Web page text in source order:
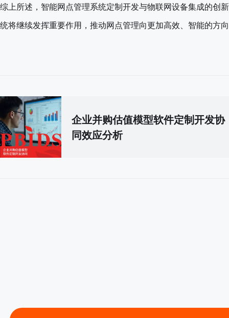
综上所述，智能网点管理系统定制开发与物联网设备集成的创
统将继续发挥重要作用，推动网点管理向更加高效、智能的方
企业并购估值模型软件定制开发协
同效应分析